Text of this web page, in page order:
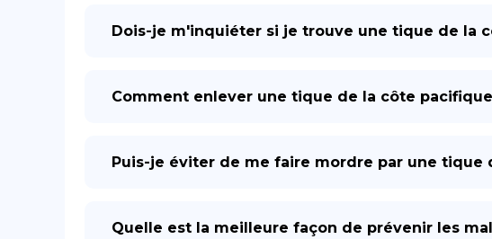
Dois-je m'inquiéter si je trouve une tique de la
Comment enlever une tique de la côte
Puis-je éviter de me faire mordre par une tique
Quelle est la meilleure façon de prévenir les